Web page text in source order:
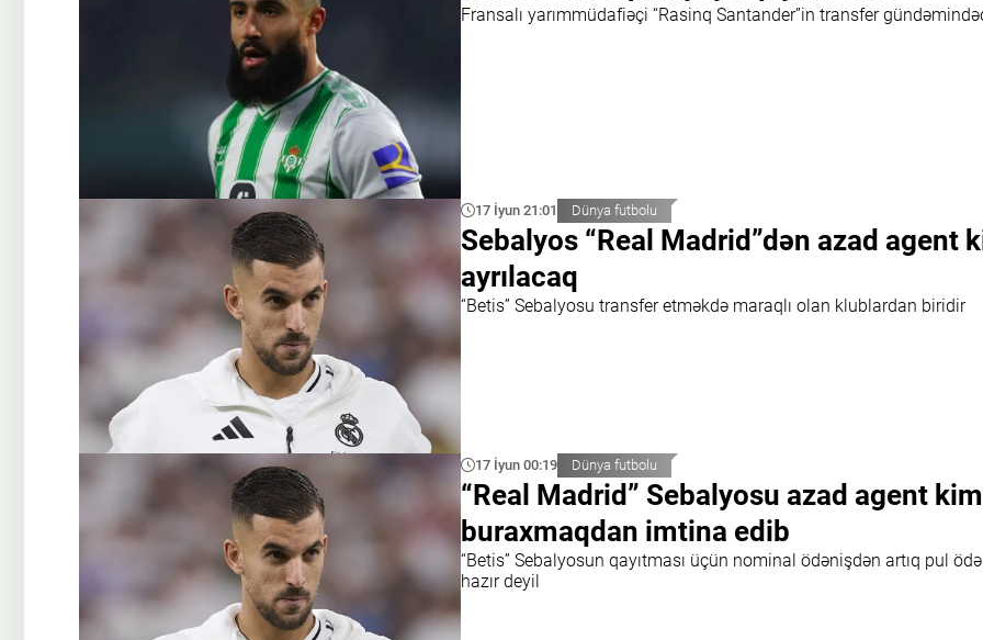
Fransalı yarımmüdafiəçi “Rasinq Santander”in transfer
17 İyun 21:01 Dünya futbolu
Sebalyos “Real Madrid”dən azad agent
ayrılacaq
“Betis” Sebalyosu transfer etməkdə maraqlı olan klublardan biridir
17 İyun 00:19 Dünya futbolu
“Real Madrid” Sebalyosu azad agent
buraxmaqdan imtina edib
“Betis” Sebalyosun qayıtması üçün nominal ödənişdən artıq pul
hazır deyil